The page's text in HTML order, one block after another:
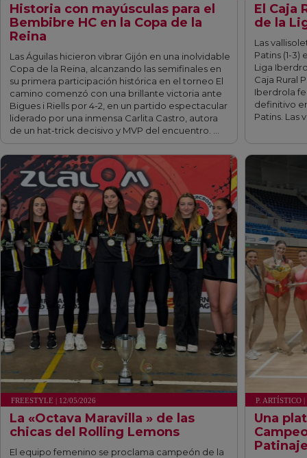
Historia con mayúsculas para el
Bembibre HC en la Copa de la
Reina
Las Águilas hicieron vibrar Gijón en una inolvidable
Copa de la Reina, alcanzando las semifinales en
su primera participación histórica en el torneo El
camino comenzó con una brillante victoria ante
Bigues i Riells por 4-2, en un partido espectacular
liderado por una inmensa Carlita Castro, autora
de un hat-trick decisivo y MVP del encuentro. …
El Caja
de la
Las
Patins (1-
Liga
Caja Rural
Iberdrola
definitivo
Patins. Las
fff
FREESTYLE | 12/05/2026
La «Octava Maravilla » de las
chicas del Rolling Lemons
El equipo femenino se proclama campeón de la
P. ARTÍSTICO
Una